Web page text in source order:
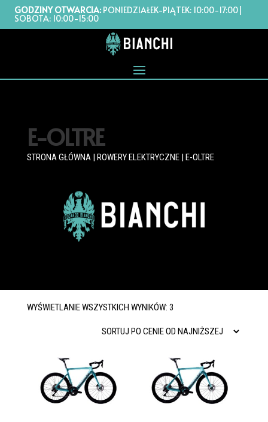
GODZINY OTWARCIA: PONIEDZIAŁEK-PIĄTEK: 10:00-17:00|
SOBOTA: 10:00-15:00
E-OLTRE
STRONA GŁÓWNA| ROWERY ELEKTRYCZNE| E-OLTRE
WYŚWIETLANIE WSZYSTKICH WYNIKÓW: 3POSORTOWANE
CENY:
NISKIEJ
DO
WYSOKIEJ